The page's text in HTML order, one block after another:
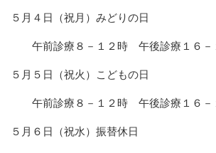
５月４日（祝月）みどりの日
午前診療８－１２時 午後診療１６－
５月５日（祝火）こどもの日
午前診療８－１２時 午後診療１６－
５月６日（祝水）振替休日